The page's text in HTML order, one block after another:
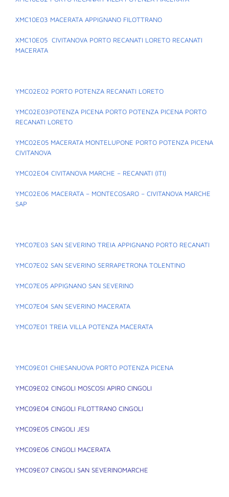
XMC10E03 MACERATA APPIGNANO FILOTTRANO
XMC10E05 CIVITANOVA PORTO RECANATI LORETO RECANATI
MACERATA
YMC02E02 PORTO POTENZA RECANATI LORETO
YMC02E03POTENZA PICENA PORTO POTENZA PICENA PORTO
RECANATI LORETO
YMC02E05 MACERATA MONTELUPONE PORTO POTENZA PICENA
CIVITANOVA
YMC02E04 CIVITANOVA MARCHE – RECANATI (ITI)
YMC02E06 MACERATA – MONTECOSARO – CIVITANOVA MARCHE
SAP
YMC07E03 SAN SEVERINO TREIA APPIGNANO PORTO RECANATI
YMC07E02 SAN SEVERINO SERRAPETRONA TOLENTINO
YMC07E05 APPIGNANO SAN SEVERINO
YMC07E04 SAN SEVERINO MACERATA
YMC07E01 TREIA VILLA POTENZA MACERATA
YMC09E01 CHIESANUOVA PORTO POTENZA PICENA
YMC09E02 CINGOLI MOSCOSI APIRO CINGOLI
YMC09E04 CINGOLI FILOTTRANO CINGOLI
YMC09E05 CINGOLI JESI
YMC09E06 CINGOLI MACERATA
YMC09E07 CINGOLI SAN SEVERINOMARCHE